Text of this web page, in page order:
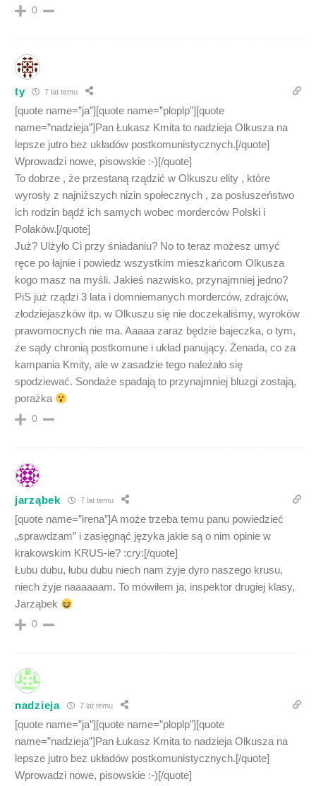
0
ty 7 lat temu
[quote name=”ja”][quote name=”ploplp”][quote
name=”nadzieja”]Pan Łukasz Kmita to nadzieja Olkusza na
lepsze jutro bez układów postkomunistycznych.[/quote]
Wprowadzi nowe, pisowskie :-)[/quote]
To dobrze , że przestaną rządzić w Olkuszu elity , które
wyrosły z najniższych nizin społecznych , za posłuszeństwo
ich rodzin bądź ich samych wobec morderców Polski i
Polaków.[/quote]
Już? Ulżyło Ci przy śniadaniu? No to teraz możesz umyć
ręce po łajnie i powiedz wszystkim mieszkańcom Olkusza
kogo masz na myśli. Jakieś nazwisko, przynajmniej jedno?
PiS już rządzi 3 lata i domniemanych morderców, zdrajców,
złodziejaszków itp. w Olkuszu się nie doczekaliśmy, wyroków
prawomocnych nie ma. Aaaaa zaraz będzie bajeczka, o tym,
że sądy chronią postkomune i układ panujący. Żenada, co za
kampania Kmity, ale w zasadzie tego należało się
spodziewać. Sondaże spadają to przynajmniej bluzgi zostają,
porażka
0
jarząbek 7 lat temu
[quote name=”irena”]A może trzeba temu panu powiedzieć
„sprawdzam” i zasięgnąć języka jakie są o nim opinie w
krakowskim KRUS-ie? :cry:[/quote]
Łubu dubu, łubu dubu niech nam żyje dyro naszego krusu,
niech żyje naaaaaam. To mówiłem ja, inspektor drugiej klasy,
Jarząbek
0
nadzieja 7 lat temu
[quote name=”ja”][quote name=”ploplp”][quote
name=”nadzieja”]Pan Łukasz Kmita to nadzieja Olkusza na
lepsze jutro bez układów postkomunistycznych.[/quote]
Wprowadzi nowe, pisowskie :-)[/quote]